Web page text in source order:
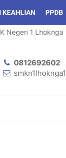
KEAHLIAN PPDB
1 Lhoknga
0812692602